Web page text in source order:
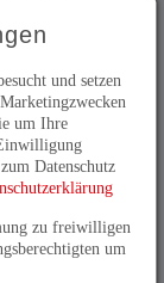
und setzen
um Ihre
Datenschutz
zu freiwilligen
um